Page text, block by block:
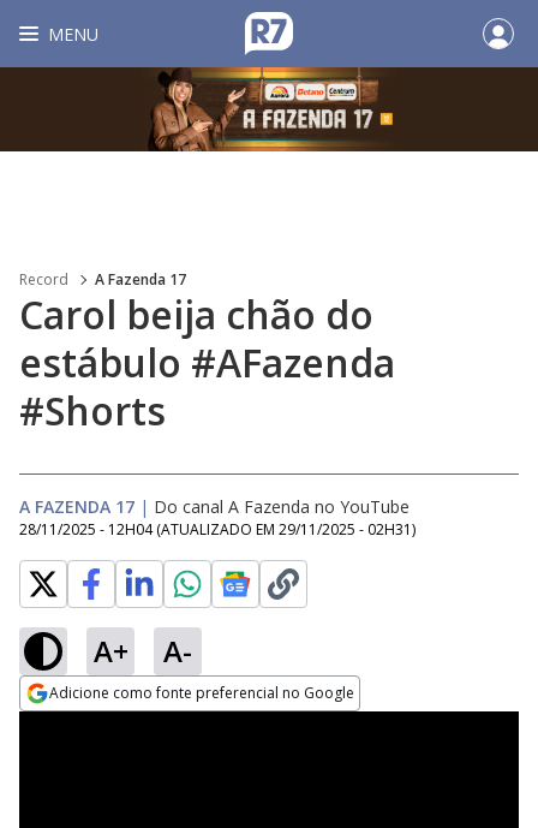
MENU
Record A Fazenda 17
Carol beija chão do
estábulo #AFazenda
#Shorts
A FAZENDA 17 | Do canal A Fazenda no YouTube
28/11/2025 - 12H04 (ATUALIZADO EM 29/11/2025 - 02H31)
A+ A-
Adicione como fonte preferencial no Google